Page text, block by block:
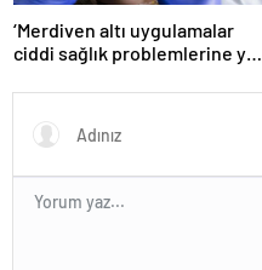
‘Merdiven altı uygulamalar
ciddi sağlık problemlerine yol